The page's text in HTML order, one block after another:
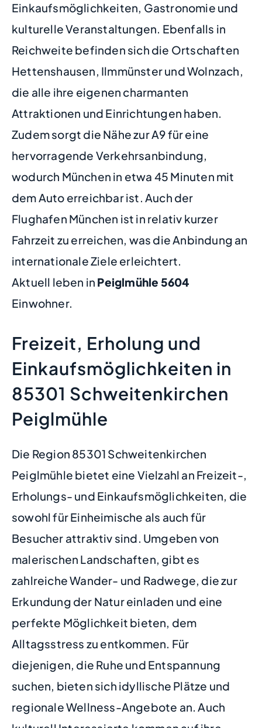
Einkaufsmöglichkeiten, Gastronomie und
kulturelle Veranstaltungen. Ebenfalls in
Reichweite befinden sich die Ortschaften
Hettenshausen, Ilmmünster und Wolnzach,
die alle ihre eigenen charmanten
Attraktionen und Einrichtungen haben.
Zudem sorgt die Nähe zur A9 für eine
hervorragende Verkehrsanbindung,
wodurch München in etwa 45 Minuten mit
dem Auto erreichbar ist. Auch der
Flughafen München ist in relativ kurzer
Fahrzeit zu erreichen, was die Anbindung an
internationale Ziele erleichtert.
Aktuell leben in Peiglmühle 5604
Einwohner.
Freizeit, Erholung und
Einkaufsmöglichkeiten in
85301 Schweitenkirchen
Peiglmühle
Die Region 85301 Schweitenkirchen
Peiglmühle bietet eine Vielzahl an Freizeit-,
Erholungs- und Einkaufsmöglichkeiten, die
sowohl für Einheimische als auch für
Besucher attraktiv sind. Umgeben von
malerischen Landschaften, gibt es
zahlreiche Wander- und Radwege, die zur
Erkundung der Natur einladen und eine
perfekte Möglichkeit bieten, dem
Alltagsstress zu entkommen. Für
diejenigen, die Ruhe und Entspannung
suchen, bieten sich idyllische Plätze und
regionale Wellness-Angebote an. Auch